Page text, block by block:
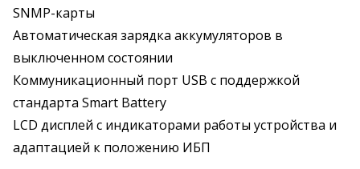
SNMP-карты
Автоматическая зарядка аккумуляторов в
выключенном состоянии
Коммуникационный порт USB с поддержкой
стандарта Smart Battery
LCD дисплей с индикаторами работы устройства и
адаптацией к положению ИБП